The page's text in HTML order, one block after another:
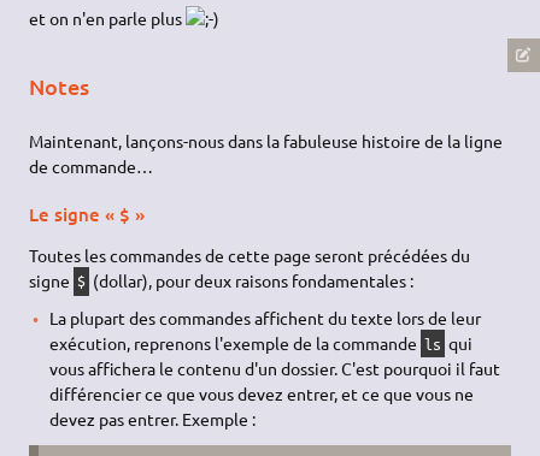
et on n'en parle plus
Notes
Maintenant, lançons-nous dans la fabuleuse histoire de la ligne
de commande…
Le signe « $ »
Toutes les commandes de cette page seront précédées du
signe $ (dollar), pour deux raisons fondamentales :
La plupart des commandes affichent du texte lors de leur
exécution, reprenons l'exemple de la commande ls qui
vous affichera le contenu d'un dossier. C'est pourquoi il faut
différencier ce que vous devez entrer, et ce que vous ne
devez pas entrer. Exemple :